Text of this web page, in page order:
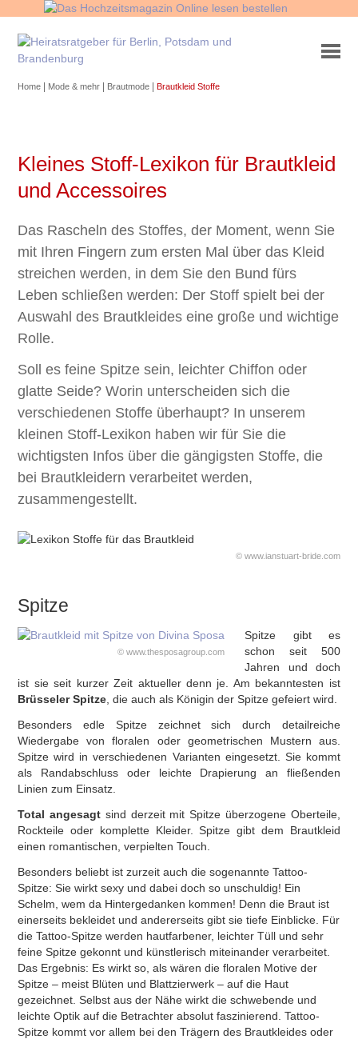
Home Mode & mehr Brautmode |Brautkleid Stoffe
Kleines Stoff-Lexikon für Brautkleid
und Accessoires
Das Rascheln des Stoffes, der Moment, wenn Sie
mit Ihren Fingern zum ersten Mal über das Kleid
streichen werden, in dem Sie den Bund fürs
Leben schließen werden: Der Stoff spielt bei der
Auswahl des Brautkleides eine große und wichtige
Rolle.
Soll es feine Spitze sein, leichter Chiffon oder
glatte Seide? Worin unterscheiden sich die
verschiedenen Stoffe überhaupt? In unserem
kleinen Stoff-Lexikon haben wir für Sie die
wichtigsten Infos über die gängigsten Stoffe, die
bei Brautkleidern verarbeitet werden,
zusammengestellt.
© www.ianstuart-bride.com
Spitze
© www.thesposagroup.com
Spitze gibt es
schon seit 500
Jahren und doch
ist sie seit kurzer Zeit aktueller denn je. Am bekanntesten ist
Brüsseler Spitze , die auch als Königin der Spitze gefeiert wird.
Besonders edle Spitze zeichnet sich durch detailreiche
Wiedergabe von floralen oder geometrischen Mustern aus.
Spitze wird in verschiedenen Varianten eingesetzt. Sie kommt
als Randabschluss oder leichte Drapierung an fließenden
Linien zum Einsatz.
Total angesagt sind derzeit mit Spitze überzogene Oberteile,
Rockteile oder komplette Kleider. Spitze gibt dem Brautkleid
einen romantischen, verpielten Touch.
Besonders beliebt ist zurzeit auch die sogenannte Tattoo-
Spitze: Sie wirkt sexy und dabei doch so unschuldig! Ein
Schelm, wem da Hintergedanken kommen! Denn die Braut ist
einerseits bekleidet und andererseits gibt sie tiefe Einblicke. Für
die Tattoo-Spitze werden hautfarbener, leichter Tüll und sehr
feine Spitze gekonnt und künstlerisch miteinander verarbeitet.
Das Ergebnis: Es wirkt so, als wären die floralen Motive der
Spitze – meist Blüten und Blattzierwerk – auf die Haut
gezeichnet. Selbst aus der Nähe wirkt die schwebende und
leichte Optik auf die Betrachter absolut faszinierend. Tattoo-
Spitze kommt vor allem bei den Trägern des Brautkleides oder